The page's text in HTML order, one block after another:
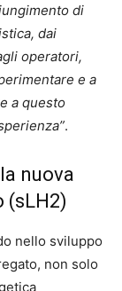
di
dai
operatori,
e a
a questo
.
nuova
(sLH2)
nello sviluppo
non solo